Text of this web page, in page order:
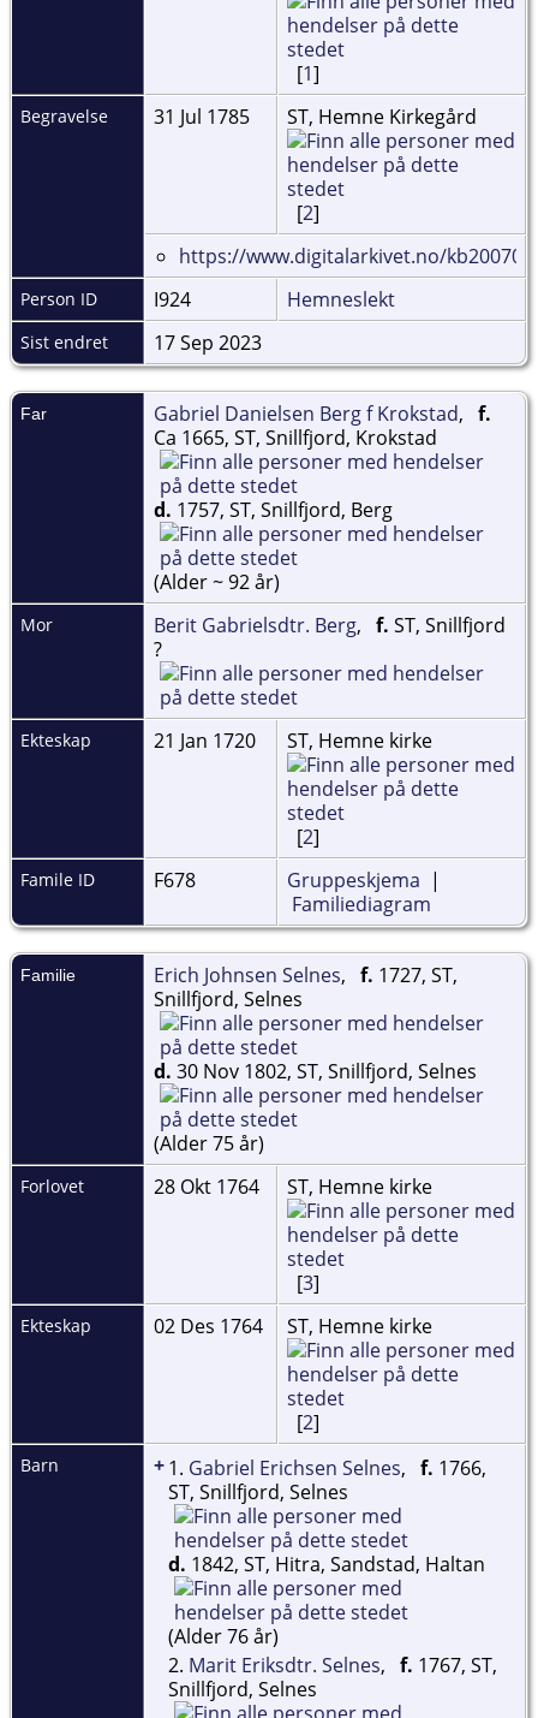
[1]
Begravelse 31 Jul 1785 ST, Hemne Kirkegård
[2]
https://www.digitalarkivet.no/
Person ID I924 Hemneslekt
Sist endret 17 Sep 2023
Far Gabriel Danielsen Berg f Krokstad, f.
Ca 1665, ST, Snillfjord, Krokstad
d. 1757, ST, Snillfjord, Berg
(Alder ~ 92 år)
Mor Berit Gabrielsdtr. Berg, f. ST, Snillfjord
?
Ekteskap 21 Jan 1720 ST, Hemne kirke
[2]
Famile ID F678 Gruppeskjema |
Familiediagram
Familie Erich Johnsen Selnes, f. 1727, ST,
Snillfjord, Selnes
d. 30 Nov 1802, ST, Snillfjord, Selnes
(Alder 75 år)
Forlovet 28 Okt 1764 ST, Hemne kirke
[3]
Ekteskap 02 Des 1764 ST, Hemne kirke
[2]
Barn +1. Gabriel Erichsen Selnes, f. 1766,
ST, Snillfjord, Selnes
d. 1842, ST, Hitra, Sandstad, Haltan
(Alder 76 år)
2. Marit Eriksdtr. Selnes, f. 1767, ST,
Snillfjord, Selnes